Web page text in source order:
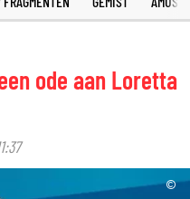
ode aan Loretta
©